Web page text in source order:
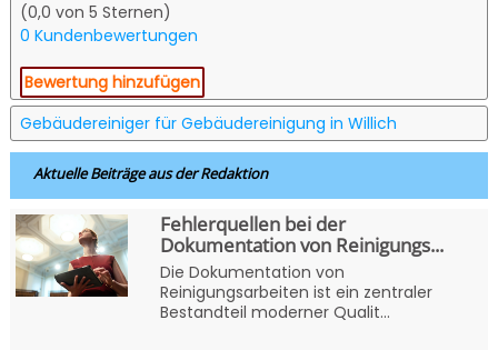
(0,0 von 5 Sternen)
0 Kundenbewertungen
Bewertung hinzufügen
Gebäudereiniger für Gebäudereinigung in Willich
Aktuelle Beiträge aus der Redaktion
Fehlerquellen bei der
Dokumentation von Reinigungs...
Die Dokumentation von
Reinigungsarbeiten ist ein zentraler
Bestandteil moderner Qualit...